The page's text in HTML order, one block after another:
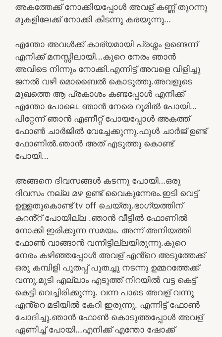
അകത്തേക്ക് നോക്കിയപ്പോൾ അവള് കണ്ണ് തുറന്നു
മുകളിലേക്ക് നോക്കി കിടന്നു കരയുന്നു…
എന്തോ അവൾക്ക് കാര്യമായി പ്രശ്നം ഉണ്ടെന്ന്
എനിക്ക് മനസ്സിലായി…കുറെ നേരം ഞാൻ
അവിടെ നിന്നും നോക്കി.എന്നിട്ട് അവളെ വിളിച്ചു
ജനൽ വഴി മൊബൈൽ കൊടുത്തു.അവളുടെ
മുഖത്തെ ആ പ്രകാശം കണ്ടപ്പോൾ എനിക്ക്
എന്തോ പോലെ. ഞാൻ നേരെ റൂമിൽ പോയി…
പിറ്റേന്ന് ഞാൻ എണീറ്റ് പോയപ്പോൾ അകത്ത്
ഫോൺ ചാർജിൽ വേച്ചേക്കുന്നു.ഫുൾ ചാർജ് ഉണ്ട്
ഫോണിൽ.ഞാൻ അത് എടുത്തു കൊണ്ട്
പോയി…
അങ്ങനെ ദിവസങ്ങൾ കടന്നു പോയി…ഒരു
ദിവസം നല്ല മഴ ഉണ്ട് വൈകുന്നേരം.ഇടി വെട്ട്
ഉള്ളതുകൊണ്ട് tv off ചെയ്തു.ഭാഗ്യത്തിന്
കറൻ്റ് പോയില്ല .ഞാൻ വീട്ടിൽ ഫോണിൽ
നോക്കി ഇരിക്കുന്ന സമയം. അന്ന് അനിയത്തി
ഫോൺ വാങ്ങാൻ വന്നിട്ടില്ലയിരുന്നു.കുറെ
നേരം കഴിഞ്ഞപ്പോൾ അവള് എൻ്റെ അടുത്തേക്ക്
ഒരു കമ്പിളി പുതപ്പ് പുതച്ചു നടന്നു ഉമ്മറത്തേക്ക്
വന്നു.മുടി എല്ലാം എടുത്ത് നിറയിൽ വട്ട കെട്ട്
കെട്ടി വെച്ചിരിക്കുന്നു. വന്ന പാടെ അവള് വന്നു
എൻ്റെ മടിയിൽ കേറി ഇരുന്നു. എന്നിട്ട് ഫോൺ
ചോദിച്ചു.ഞാൻ ഫോൺ കൊടുത്തപ്പോൾ അവള്
ഏണിച്ച് പോയി…എനിക്ക് എന്തോ ഷോക്ക്